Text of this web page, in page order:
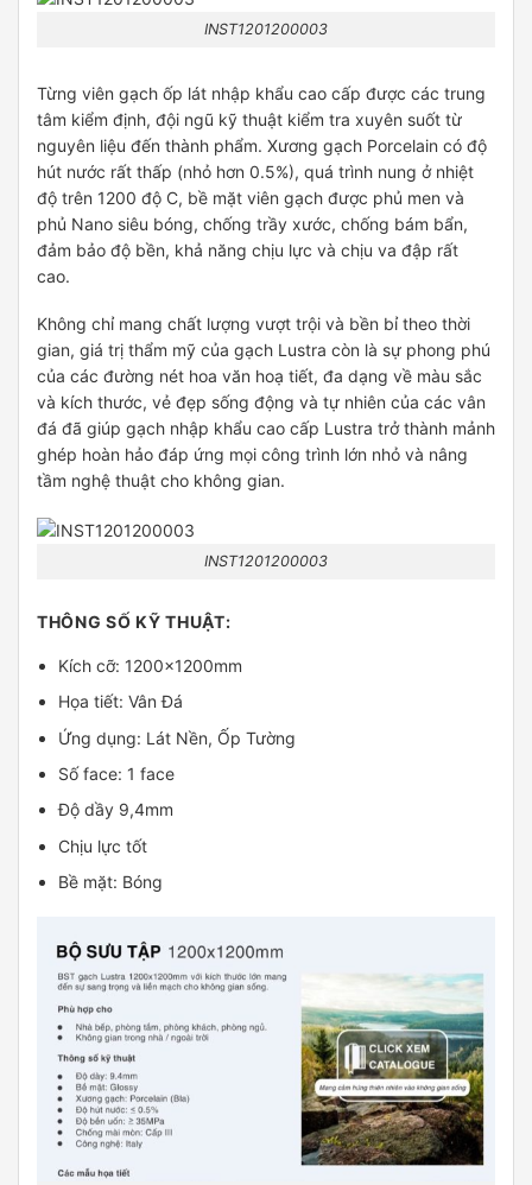
INST1201200003
Từng viên gạch ốp lát nhập khẩu cao cấp được các trung
tâm kiểm định, đội ngũ kỹ thuật kiểm tra xuyên suốt từ
nguyên liệu đến thành phẩm. Xương gạch Porcelain có độ
hút nước rất thấp (nhỏ hơn 0.5%), quá trình nung ở nhiệt
độ trên 1200 độ C, bề mặt viên gạch được phủ men và
phủ Nano siêu bóng, chống trầy xước, chống bám bẩn,
đảm bảo độ bền, khả năng chịu lực và chịu va đập rất
cao.
Không chỉ mang chất lượng vượt trội và bền bỉ theo thời
gian, giá trị thẩm mỹ của gạch Lustra còn là sự phong phú
của các đường nét hoa văn hoạ tiết, đa dạng về màu sắc
và kích thước, vẻ đẹp sống động và tự nhiên của các vân
đá đã giúp gạch nhập khẩu cao cấp Lustra trở thành mảnh
ghép hoàn hảo đáp ứng mọi công trình lớn nhỏ và nâng
tầm nghệ thuật cho không gian.
INST1201200003
THÔNG SỐ KỸ THUẬT:
Kích cỡ: 1200x1200mm
Họa tiết: Vân Đá
Ứng dụng: Lát Nền, Ốp Tường
Số face: 1 face
Độ dầy 9,4mm
Chịu lực tốt
Bề mặt: Bóng